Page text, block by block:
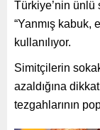
Türkiye’nin
“Yanmış kabuk,
kullanılıyor.
Simitçilerin
azaldığına
tezgahlarının